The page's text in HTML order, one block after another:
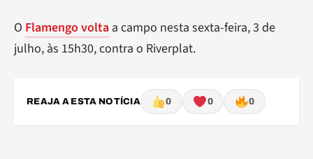
O Flamengo volta a campo nesta sexta-feira, 3 de
julho, às 15h30, contra o Riverplat.
REAJA A ESTA NOTÍCIA 0 0 0